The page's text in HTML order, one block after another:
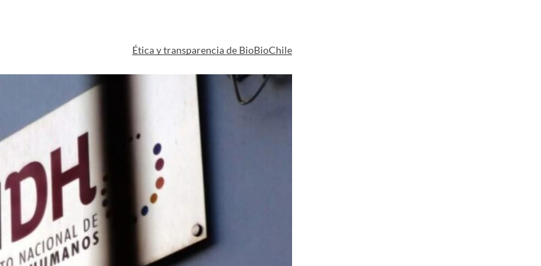
Ética y transparencia de BioBioChile